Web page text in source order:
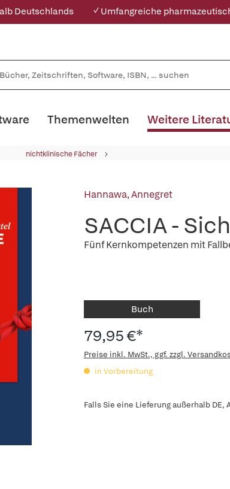
Deutschlands ✓ Umfangreiche
Themenwelten Weitere
nichtklinische Fächer
Hannawa, Annegret
SACCIA -
Fünf Kernkompetenzen mit
Buch
79,95 €*
Preise inkl. MwSt., ggf. zzgl.
in Vorbereitung
Falls Sie eine Lieferung außerhalb